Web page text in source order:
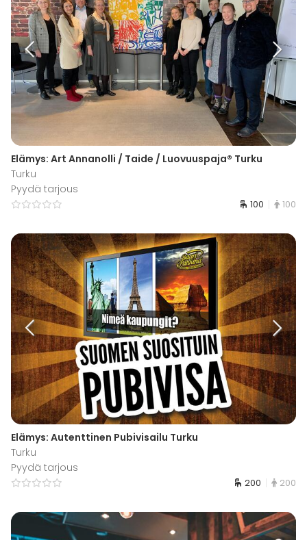
Elämys: Art Annanolli / Taide / Luovuuspaja® Turku
Turku
Pyydä tarjous
100 100
Elämys: Autenttinen Pubivisailu Turku
Turku
Pyydä tarjous
200 200